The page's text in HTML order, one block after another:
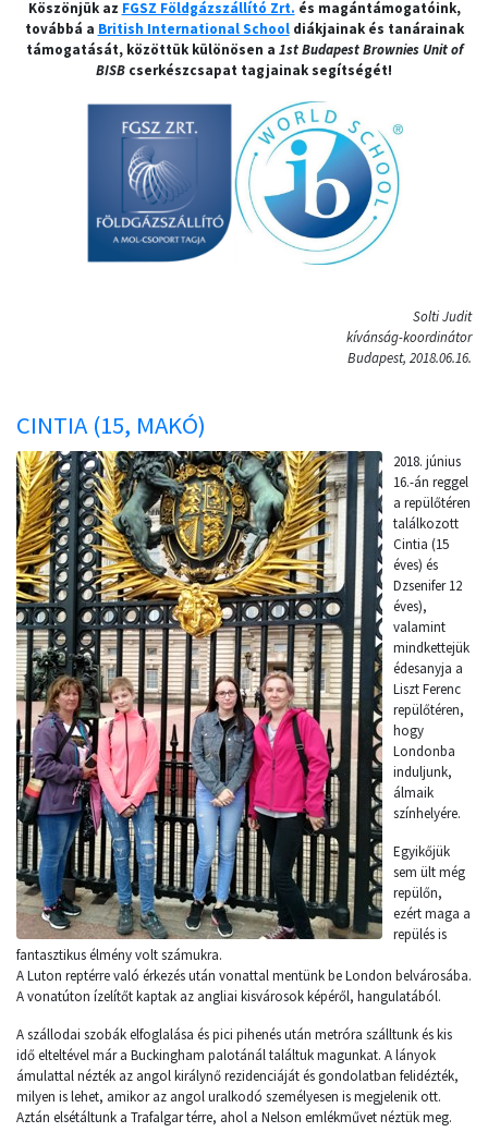
Köszönjük az FGSZ Földgázszállító Zrt. és magántámogatóink,
továbbá a British International Schooldiákjainak és tanárainak
támogatását, közöttük különösen a 1st Budapest Brownies Unit of
BISB cserkészcsapat tagjainak segítségét!
Solti Judit
kívánság-koordinátor
Budapest, 2018.06.16.
CINTIA (15, MAKÓ)
2018. június
16.-án reggel
a repülőtéren
találkozott
Cintia (15
éves) és
Dzsenifer 12
éves),
valamint
mindkettejük
édesanyja a
Liszt Ferenc
repülőtéren,
hogy
Londonba
induljunk,
álmaik
színhelyére.
Egyikőjük
sem ült még
repülőn,
ezért maga a
repülés is
fantasztikus élmény volt számukra.
A Luton reptérre való érkezés után vonattal mentünk be London belvárosába.
A vonatúton ízelítőt kaptak az angliai kisvárosok képéről, hangulatából.
A szállodai szobák elfoglalása és pici pihenés után metróra szálltunk és kis
idő elteltével már a Buckingham palotánál találtuk magunkat. A lányok
ámulattal nézték az angol királynő rezidenciáját és gondolatban felidézték,
milyen is lehet, amikor az angol uralkodó személyesen is megjelenik ott.
Aztán elsétáltunk a Trafalgar térre, ahol a Nelson emlékművet néztük meg.